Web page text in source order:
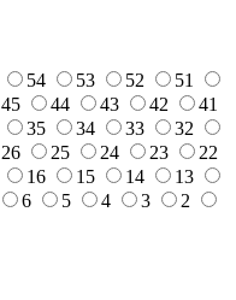
54 53 52
51
45 44 43 42
41
35 34 33
32
26 25 24 23
22
16 15 14
13
6 5 4 3
2